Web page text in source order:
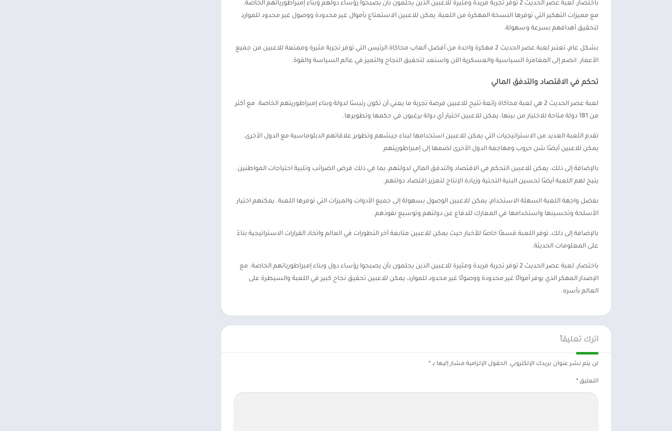
باختصار، لعبة عصر الحديث 2 توفر تجربة فريدة ومثيرة للاعبين الذين يحلمون بأن يصبحوا رؤساء دولهم وبناء إمبراطورياتهم الخاصة.
مع مميزات التهكير التي توفرها النسخة المهكرة من اللعبة، يمكن للاعبين الاستمتاع بأموال غير محدودة ووصول غير محدود للموارد
لتحقيق أهدافهم بسرعة وسهولة.
بشكل عام، تعتبر لعبة عصر الحديث 2 مهكرة واحدة من أفضل ألعاب محاكاة الرئيس التي توفر تجربة مثيرة وممتعة للاعبين من جميع
الأعمار. انضم إلى المغامرة السياسية والعسكرية الآن واستعد لتحقيق النجاح والتميز في عالم السياسة والقوة.
تحكم في الاقتصاد والتدفق المالي
لعبة عصر الحديث 2 هي لعبة محاكاة رائعة تتيح للاعبين فرصة تجربة ما يعني أن تكون رئيسًا لدولة وبناء إمبراطوريتهم الخاصة. مع أكثر
من 181 دولة متاحة للاختيار من بينها، يمكن للاعبين اختيار أي دولة يرغبون في حكمها وتطويرها.
تقدم اللعبة العديد من الاستراتيجيات التي يمكن للاعبين استخدامها لبناء جيشهم وتطوير علاقاتهم الدبلوماسية مع الدول الأخرى.
يمكن للاعبين أيضًا شن حروب ومهاجمة الدول الأخرى لضمها إلى إمبراطوريتهم.
بالإضافة إلى ذلك، يمكن للاعبين التحكم في الاقتصاد والتدفق المالي لدولتهم، بما في ذلك فرض الضرائب وتلبية احتياجات المواطنين.
يتيح لهم اللعبة أيضًا تحسين البنية التحتية وزيادة الإنتاج لتعزيز اقتصاد دولتهم.
بفضل واجهة اللعبة السهلة الاستخدام، يمكن للاعبين الوصول بسهولة إلى جميع الأدوات والميزات التي توفرها اللعبة. يمكنهم اختيار
الأسلحة وتحسينها واستخدامها في المعارك للدفاع عن دولتهم وتوسيع نفوذهم.
بالإضافة إلى ذلك، توفر اللعبة قسمًا خاصًا للأخبار حيث يمكن للاعبين متابعة آخر التطورات في العالم واتخاذ القرارات الاستراتيجية بناءً
على المعلومات الحديثة.
باختصار، لعبة عصر الحديث 2 توفر تجربة فريدة ومثيرة للاعبين الذين يحلمون بأن يصبحوا رؤساء دول وبناء إمبراطورياتهم الخاصة. مع
الإصدار المهكر الذي يوفر أموالًا غير محدودة ووصولًا غير محدود للموارد، يمكن للاعبين تحقيق نجاح كبير في اللعبة والسيطرة على
العالم بأسره.
اترك تعليقاً
لن يتم نشر عنوان بريدك الإلكتروني. الحقول الإلزامية مشار إليها بـ *
التعليق *